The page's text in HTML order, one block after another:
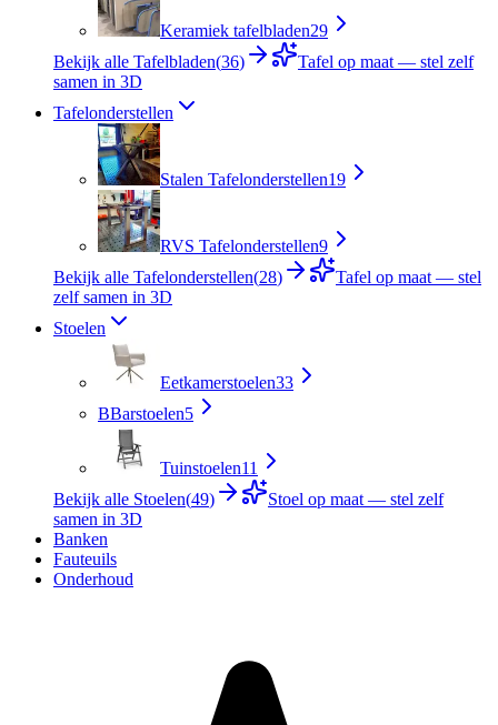
Keramiek tafelbladen29
Bekijk alle Tafelbladen(36)
Tafel op maat — stel zelf
samen in 3D
Tafelonderstellen
Stalen Tafelonderstellen19
RVS Tafelonderstellen9
Bekijk alle Tafelonderstellen(28)
Tafel op maat — stel
zelf samen in 3D
Stoelen
Eetkamerstoelen33
BBarstoelen5
Tuinstoelen11
Bekijk alle Stoelen(49)
Stoel op maat — stel zelf
samen in 3D
Banken
Fauteuils
Onderhoud